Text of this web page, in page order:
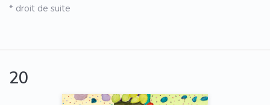
* droit de suite
20